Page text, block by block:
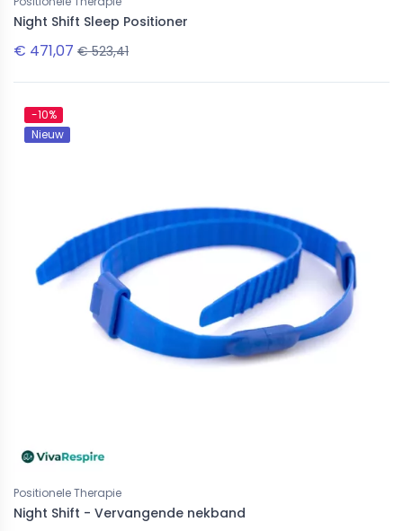
Night Shift Sleep Positioner
€ 471,07 € 523,41
-10%
Nieuw
Positionele Therapie
Night Shift - Vervangende nekband